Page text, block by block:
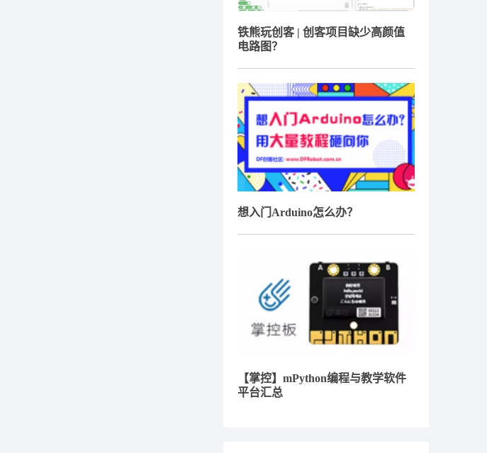
铁熊玩创客 | 创客项目缺少高颜值
电路图？
想入门Arduino怎么办？
【掌控】mPython编程与教学软件
平台汇总